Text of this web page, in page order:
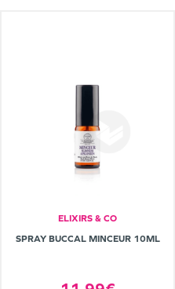
ELIXIRS & CO
SPRAY BUCCAL MINCEUR 10ML